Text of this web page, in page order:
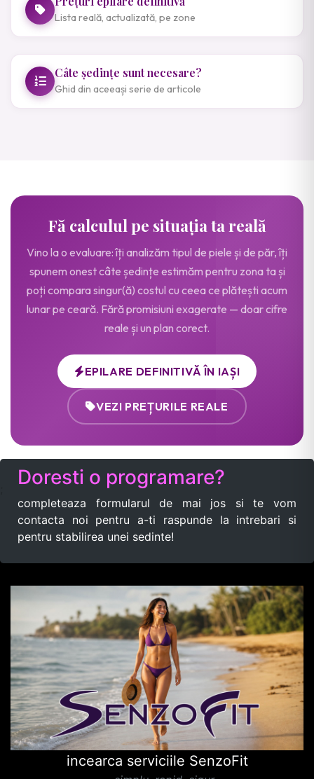
Lista reală, actualizată, pe zone
Câte ședințe sunt necesare?
Ghid din aceeași serie de articole
Fă calculul pe situația ta reală
Vino la o evaluare: îți analizăm tipul de piele și de păr, îți
spunem onest câte ședințe estimăm pentru zona ta și
poți compara singur(ă) costul cu ceea ce plătești acum
lunar pe ceară. Fără promisiuni exagerate — doar cifre
reale și un plan corect.
EPILARE DEFINITIVĂ ÎN IAȘI
VEZI PREȚURILE REALE
Doresti o programare?
completeaza formularul de mai jos si te vom
contacta noi pentru a-ti raspunde la intrebari si
pentru stabilirea unei sedinte!
incearca serviciile SenzoFit